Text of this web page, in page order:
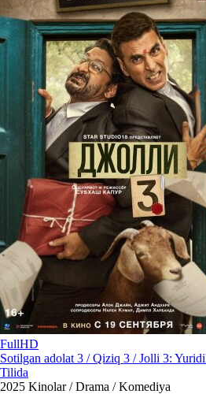
FullHD
Sotilgan adolat 3 / Qiziq 3 / Jolli 3:
Tilida
2025 Kinolar / Drama / Komediya